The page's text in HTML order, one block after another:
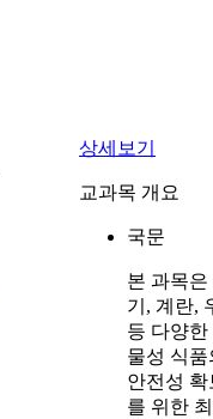
상세보기
교과목 개요
국문
본 과목은
기, 계란,
등 다양한
물성 식품
안전성 확
를 위한